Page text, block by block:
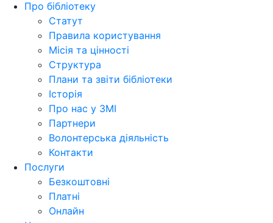
Про бібліотеку
Статут
Правила користування
Місія та цінності
Структура
Плани та звіти бібліотеки
Історія
Про нас у ЗМІ
Партнери
Волонтерська діяльність
Контакти
Послуги
Безкоштовні
Платні
Онлайн